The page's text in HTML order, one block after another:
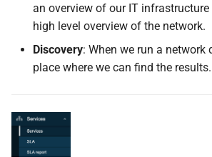
an overview of our IT
high level overview of the network.
Discovery: When we run a network
place where we can find the results.